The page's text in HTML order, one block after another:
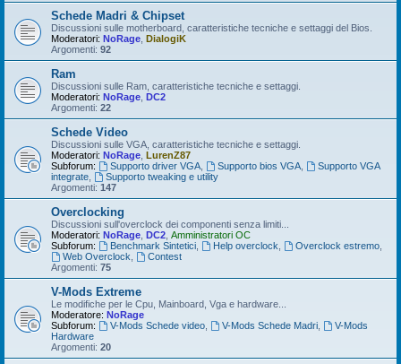
Schede Madri & Chipset
Discussioni sulle motherboard, caratteristiche tecniche e settaggi del Bios.
Moderatori: NoRage DialogiK
Argomenti: 92
Ram
Discussioni sulle Ram, caratteristiche tecniche e settaggi.
Moderatori: NoRage DC2
Argomenti: 22
Schede Video
Discussioni sulle VGA, caratteristiche tecniche e settaggi.
Moderatori: NoRage LurenZ87
Subforum:
Supporto driver VGA, Supporto bios VGA,
Supporto VGA
integrate
Supporto tweaking e utility
Argomenti: 147
Overclocking
Discussioni sull'overclock dei componenti senza limiti...
Moderatori: NoRage DC2 Amministratori OC
Subforum:
Benchmark Sintetici, Help overclock Overclock estremo,
Web Overclock
Contest
Argomenti: 75
V-Mods Extreme
Le modifiche per le Cpu, Mainboard, Vga e hardware...
Moderatore: NoRage
Subforum:
V-Mods Schede video, V-Mods Schede Madri,
V-Mods
Hardware
Argomenti: 20